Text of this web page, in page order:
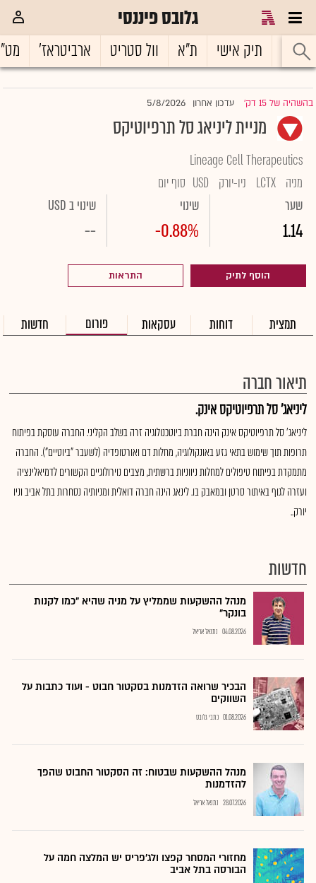
גלובס פיננסי
ראשי תיק אישי ת"א וול סטריט ארביטראז'
בהשהיה של 15 דק' |עדכון אחרון 5/8/2026
מניית ליניאג סל תרפיוטיקס
Lineage Cell Therapeutics
מניה LCTX ניו-יורק USD סוף יום
שער
1.14
שינוי
-0.88%
שינוי ב USD
--
הוסף לתיק התראות
תמצית דוחות עסקאות פורום חדשות
תיאור חברה
ליניאג' סל תרפיוטיקס אינק.
ליניאג' סל תרפיוטיקס אינק הינה חברת ביוטכנולוגיה זרה בשלב הקליני. החברה עוסקת בפיתוח
תרופות תוך שימוש בתאי גזע באונקולוגיה, מחלות דם ואורטופדיה (לשעבר "ביוטיים"). החברה
מתמקדת בפיתוח טיפולים למחלות ניווניות ברשתית, מצבים נוירולוגיים הקשורים לדמיאלינציה
ועזרה לגוף באיתור סרטן ובמאבק בו. לינאג הינה חברה דואלית ומניותיה נסחרות בתל אביב וניו
יורק..
חדשות
מנהל ההשקעות שממליץ על מניה שהיא "כמו לקנות
בונקר"
04.08.2026 נתנאל אריאל
הבכיר שרואה הזדמנות בסקטור חבוט - ועוד כתבות על
השווקים
01.08.2026 כתבי גלובס
מנהל ההשקעות שבטוח: זה הסקטור החבוט שהפך
להזדמנות
28.07.2026 נתנאל אריאל
מחזורי המסחר קפצו ולג'פריס יש המלצה חמה על
הבורסה בתל אביב